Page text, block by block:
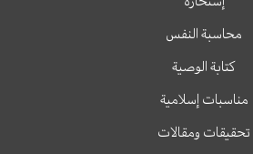
محاسبة النفس
كتابة الوصية
مناسبات إسلامية
تحقيقات ومقالات